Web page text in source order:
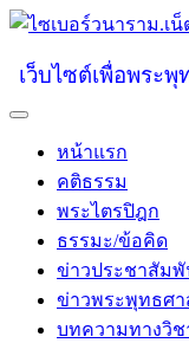
เว็บไซต์เพื่อพระ
หน้าแรก
คติธรรม
พระไตรปิฎก
ธรรมะ/ข้อคิด
ข่าวประชาสัม
ข่าวพระพุทธศา
บทความทางวิช